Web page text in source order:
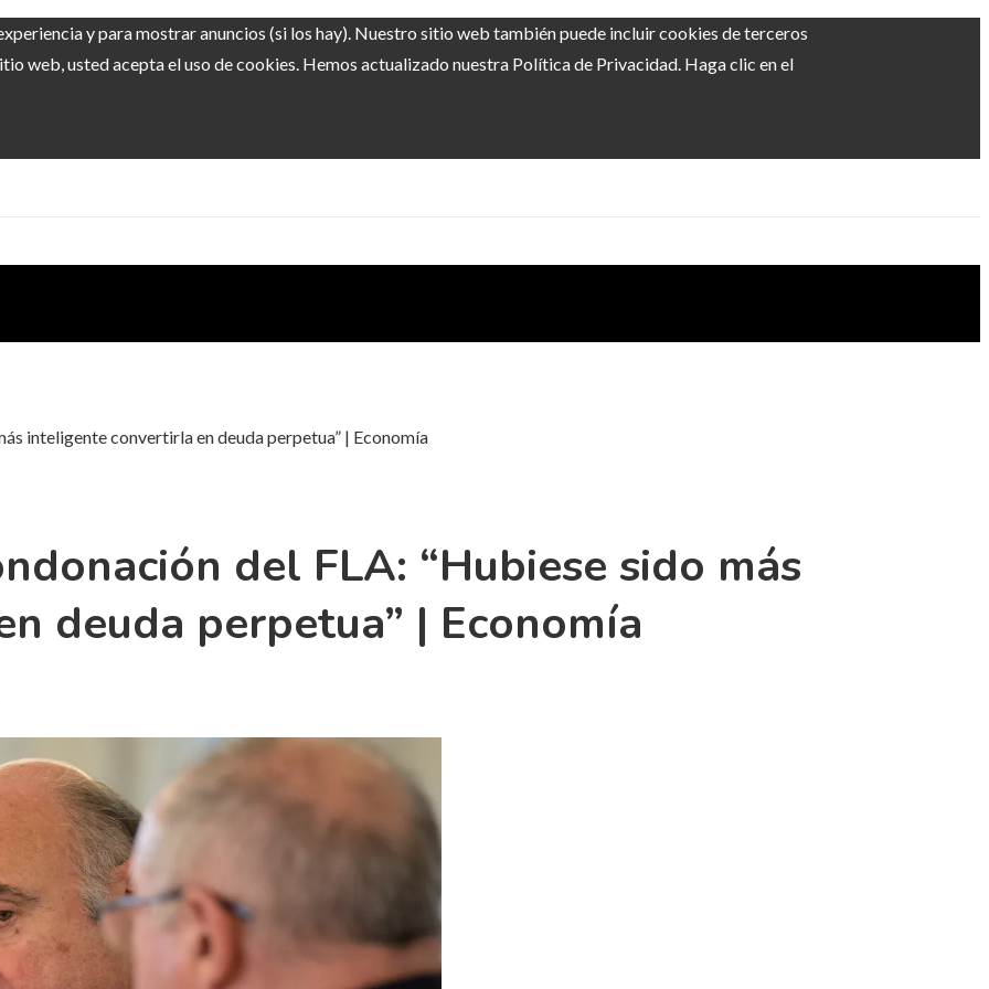
y para mostrar anuncios (si los hay). Nuestro sitio web también puede incluir cookies de terceros
web, usted acepta el uso de cookies. Hemos actualizado nuestra Política de Privacidad. Haga clic en el
inteligente convertirla en deuda perpetua” | Economía
del FLA: “Hubiese sido más
deuda perpetua” | Economía